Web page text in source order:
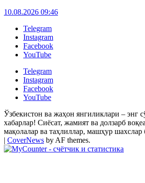
10.08.2026 09:46
Telegram
Instagram
Facebook
YouTube
Telegram
Instagram
Facebook
YouTube
Ўзбекистон ва жаҳон янгиликлари – энг
хабарлар! Сиёсат, жамият ва долзарб
мақолалар ва таҳлиллар, машҳур
| CoverNews by AF themes.